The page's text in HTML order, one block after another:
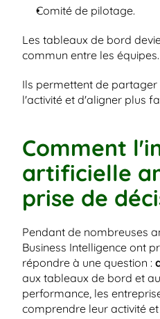
Comité de pilotage.
Les tableaux de bord
commun entre les équipes.
Ils permettent de partager
l'activité et d'aligner plus
Comment
artificielle
prise de
Pendant de nombreuses
Business Intelligence ont
répondre à une question :
aux tableaux de bord et
performance, les
comprendre leur activité